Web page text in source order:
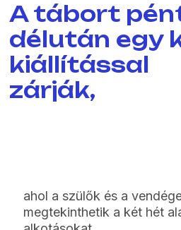
A tábort
délután egy
kiállítással
zárják,
ahol a szülők és a
megtekinthetik a két hét